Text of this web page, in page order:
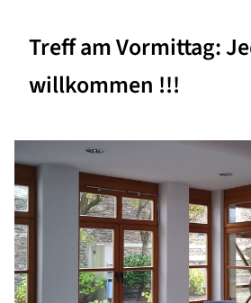
Treff am Vormittag:
willkommen !!!